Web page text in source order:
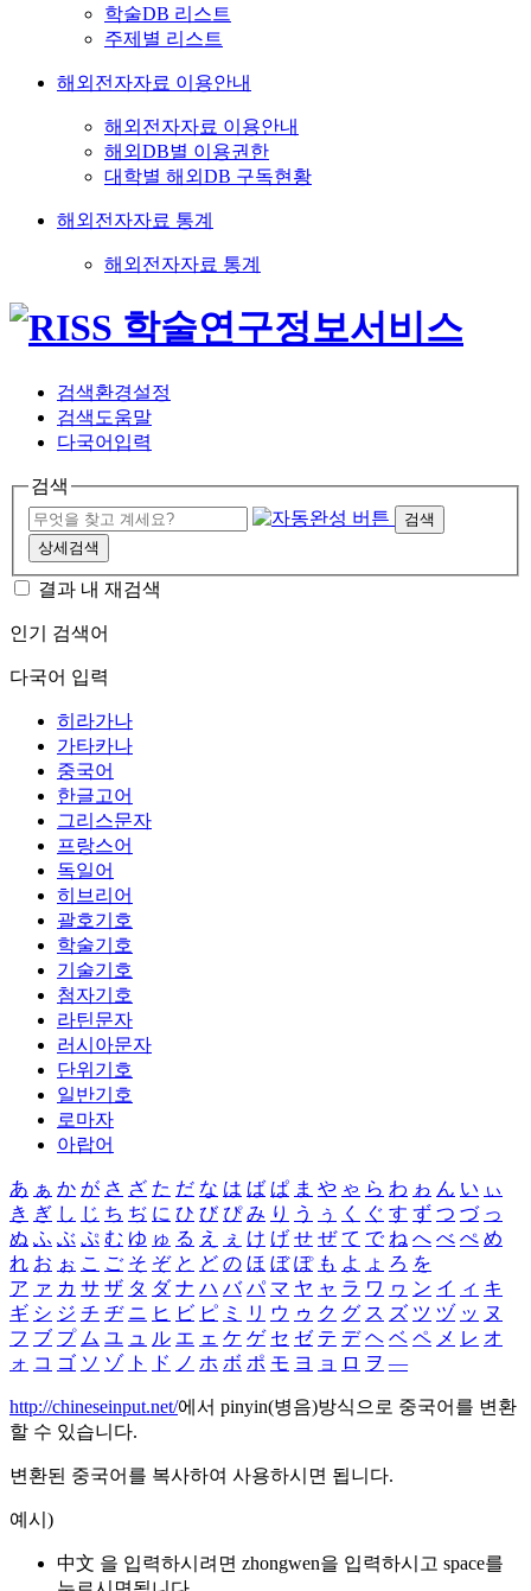
학술DB 리스트
주제별 리스트
해외전자자료 이용안내
해외전자자료 이용안내
해외DB별 이용권한
대학별 해외DB 구독현황
해외전자자료 통계
해외전자자료 통계
검색환경설정
검색도움말
다국어입력
검색
검색
상세검색
결과 내 재검색
인기 검색어
다국어 입력
히라가나
가타카나
중국어
한글고어
그리스문자
프랑스어
독일어
히브리어
괄호기호
학술기호
기술기호
첨자기호
라틴문자
러시아문자
단위기호
일반기호
로마자
아랍어
あ ぁ か が さ ざ た だ な は ば ぱ ま や ゃ ら わ ゎ ん い ぃ
き ぎ し じ ち ぢ に ひ び ぴ み り う ぅ く ぐ す ず つ づ っ
ぬ ふ ぶ ぷ む ゆ ゅ る え ぇ け げ せ ぜ て で ね へ べ ぺ め
れ お ぉ こ ご そ ぞ と ど の ほ ぼ ぽ も よ ょ ろ を
ア ァ カ サ ザ タ ダ ナ ハ バ パ マ ヤ ャ ラ ワ ヮ ン イ ィ キ
ギ シ ジ チ ヂ ニ ヒ ビ ピ ミ リ ウ ゥ ク グ ス ズ ツ ヅ ッ ヌ
フ ブ プ ム ユ ュ ル エ ェ ケ ゲ セ ゼ テ デ ヘ ベ ペ メ レ オ
ォ コ ゴ ソ ゾ ト ド ノ ホ ボ ポ モ ヨ ョ ロ ヲ ―
http://chineseinput.net/에서 pinyin(병음)방식으로 중국어를 변환
할 수 있습니다.
변환된 중국어를 복사하여 사용하시면 됩니다.
예시)
中文 을 입력하시려면 zhongwen을 입력하시고 space를